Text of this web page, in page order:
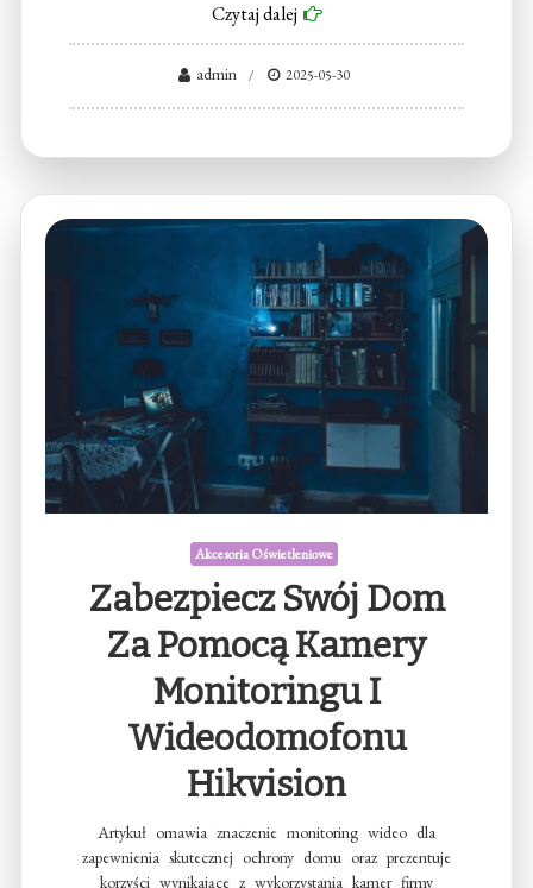
Czytaj dalej
admin 2025-05-30
Akcesoria Oświetleniowe
Zabezpiecz Swój Dom
Za Pomocą Kamery
Monitoringu I
Wideodomofonu
Hikvision
Artykuł omawia znaczenie monitoring wideo dla
zapewnienia skutecznej ochrony domu oraz prezentuje
korzyści wynikające z wykorzystania kamer firmy